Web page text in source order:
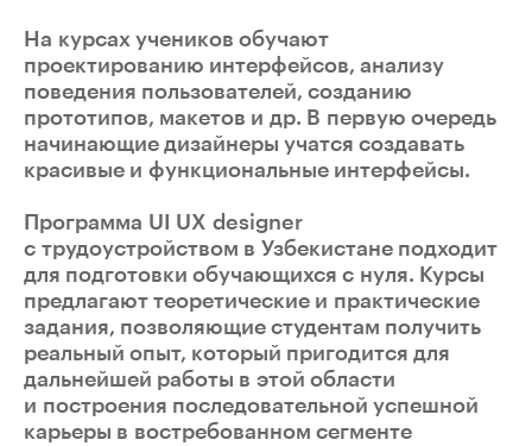
На курсах учеников обучают
проектированию интерфейсов, анализу
поведения пользователей, созданию
прототипов, макетов и др. В первую очередь
начинающие дизайнеры учатся создавать
красивые и функциональные интерфейсы.
Программа UI UX designer
с трудоустройством в Узбекистане подходит
для подготовки обучающихся с нуля. Курсы
предлагают теоретические и практические
задания, позволяющие студентам получить
реальный опыт, который пригодится для
дальнейшей работы в этой области
и построения последовательной успешной
карьеры в востребованном сегменте